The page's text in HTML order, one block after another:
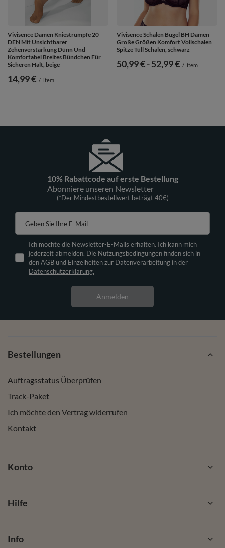
Vivisence Damen Kniestrümpfe 20
DEN Mit Unsichtbarer
Zehenverstärkung Dünn Und
Komfortabel Breites Bündchen Für
Sicheren Halt, beige
14,99 € / item
Vivisence Schalen Bügel BH Damen
Große Größen Komfort Vollschalen
Spitze Tüll Schalen, schwarz
ab
50,99 €-bis
52,99 € / item
10% Rabattcode auf erste Bestellung
Abonniere unseren Newsletter
(*Der Mindestbestellwert beträgt 40€)
Geben Sie Ihre E-Mail
Ich möchte die Newsletter-E-Mails erhalten. Ich kann mich
jederzeit abmelden. Die Nutzungsbedingungen finden sich in
den AGB und Einzelheiten zur Datenverarbeitung in der
Datenschutzerklärung.
Anmelden
Bestellungen
Auftragsstatus Überprüfen
Track-Paket
Ich möchte den Vertrag widerrufen
Kontakt
Konto
Hilfe
Info